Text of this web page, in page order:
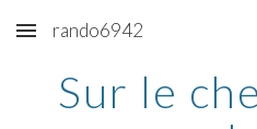
Skip to main content
rando6942
Sur le